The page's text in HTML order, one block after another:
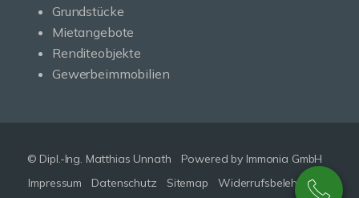
Grundstücke
Mietangebote
Renditeobjekte
Gewerbeimmobilien
© Dipl.-Ing. Matthias Unnath
Powered by Immonia GmbH
Impressum
Datenschutz Sitemap Widerrufsbelehrung